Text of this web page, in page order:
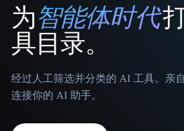
That AI Collection
为智能体时代
具目录。
经过人工筛选并分类的 AI 工具。亲
连接你的 AI 助手。